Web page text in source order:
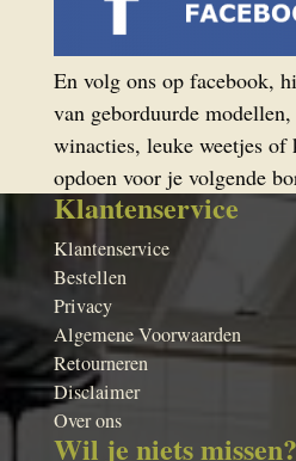
En volg ons op facebook,
van geborduurde
winacties, leuke weetjes
opdoen voor je volgende
Klantenservice
Klantenservice
Bestellen
Privacy
Algemene Voorwaarden
Retourneren
Disclaimer
Over ons
Wil je niets missen?